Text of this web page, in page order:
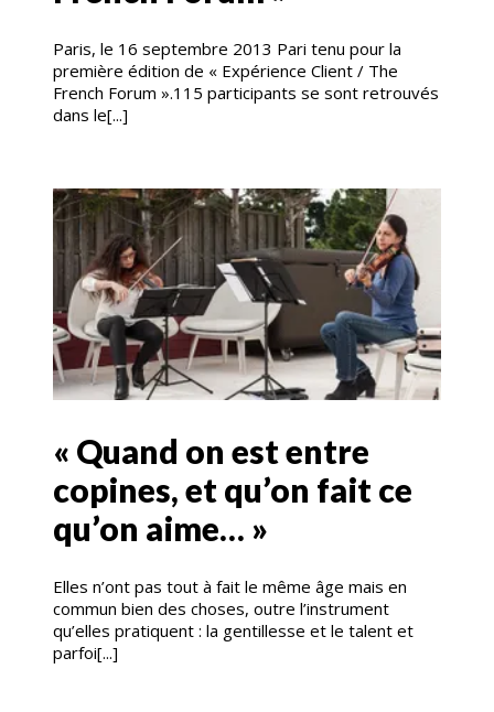
Paris, le 16 septembre 2013 Pari tenu pour la
première édition de « Expérience Client / The
French Forum ».115 participants se sont retrouvés
dans le[...]
« Quand on est entre
copines, et qu’on fait ce
qu’on aime… »
Elles n’ont pas tout à fait le même âge mais en
commun bien des choses, outre l’instrument
qu’elles pratiquent : la gentillesse et le talent et
parfoi[...]